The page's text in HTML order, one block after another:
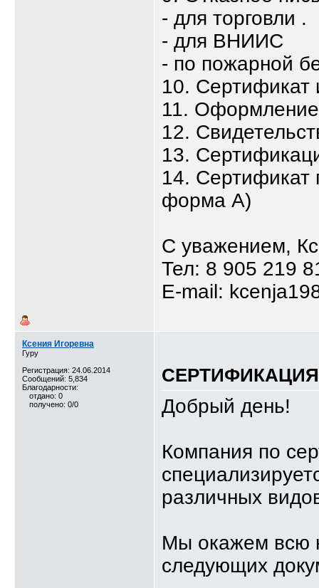
- для торговли .
- для ВНИИС
- по пожарной
10. Сертификат
11.
12.
13.
14. Сертификат
форма А)
С уважением,
Тел: 8 905 219
E-mail:
Ксения Игоревна
Гуру
Регистрация: 24.06.2014
Сообщений: 5,834
Благодарности:
отдано: 0
получено: 0/0
Добрый день!
Компания по
различных
Мы окажем всю
следующих